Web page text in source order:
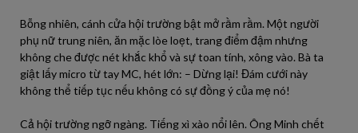
Bỗng nhiên, cánh cửa hội trường bật mở rầm rầm. Một người
phụ nữ trung niên, ăn mặc lòe loẹt, trang điểm đậm nhưng
không che được nét khắc khổ và sự toan tính, xông vào. Bà ta
giật lấy micro từ tay MC, hét lớn: – Dừng lại! Đám cưới này
không thể tiếp tục nếu không có sự đồng ý của mẹ nó!
Cả hội trường ngỡ ngàng. Tiếng xì xào nổi lên. Ông Minh chết